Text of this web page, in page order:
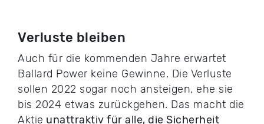
Verluste bleiben
Auch für die kommenden Jahre erwartet
Ballard Power keine Gewinne. Die Verluste
sollen 2022 sogar noch ansteigen, ehe sie
bis 2024 etwas zurückgehen. Das macht die
Aktie unattraktiv für alle, die Sicherheit